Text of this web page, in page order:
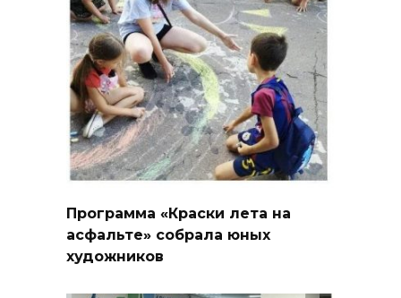
Программа «Краски лета на
асфальте» собрала юных
художников